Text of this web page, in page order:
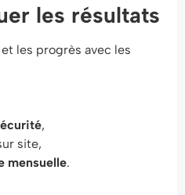
les résultats
les progrès avec les
,
site,
mensuelle.